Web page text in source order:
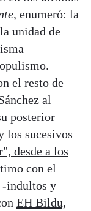
, enumeró: la
unidad de
el resto de
al
posterior
los sucesivos
desde a los
con el
-indultos y
EH Bildu,